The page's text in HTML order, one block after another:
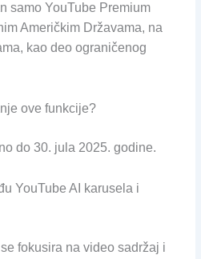
samo YouTube Premium
Američkim Državama, na
kao deo ograničenog
ove funkcije?
do 30. jula 2025. godine.
YouTube AI karusela i
fokusira na video sadržaj i